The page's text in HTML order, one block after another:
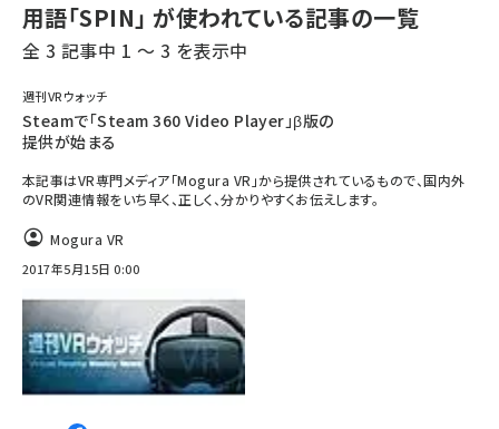
加藤銘のチーム貢献～仲間と築いた勝利の絆～ (2297)
北海道をのんびり旅する晴山佳須夫のヒント集！ (2008)
genai (1468)
abc123 (1341)
用語「SPIN」 が使われている記事の一覧
全 3 記事中 1 ～ 3 を表示中
週刊VRウォッチ
Steamで「Steam 360 Video Player」β版の
提供が始まる
本記事はVR専門メディア「Mogura VR」から提供されているもので、国内外
のVR関連情報をいち早く、正しく、分かりやすくお伝えします。
Mogura VR
2017年5月15日 0:00